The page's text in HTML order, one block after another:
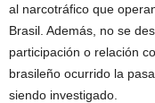
al narcotráfico que
Brasil. Además, no se
participación o relación
brasileño ocurrido la
siendo investigado.